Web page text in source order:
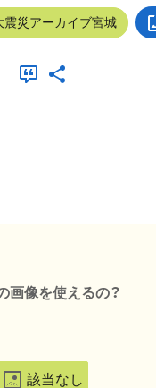
震災アーカイブ宮城
画像を使えるの？
該当なし